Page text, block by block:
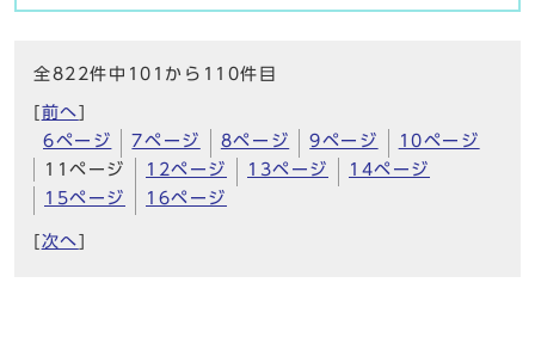
全822件中101から110件目
前へ
6ページ
7ページ 8ページ 9ページ
10ページ
11ページ
12ページ 13ページ
14ページ
15ページ
16ページ
次へ